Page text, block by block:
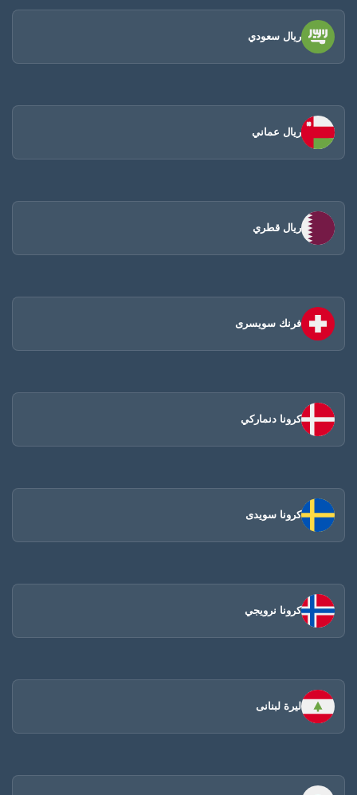
ريال سعودي
ريال عماني
ريال قطري
فرنك سويسرى
كرونا دنماركي
كرونا سويدى
كرونا نرويجي
ليرة لبنانى